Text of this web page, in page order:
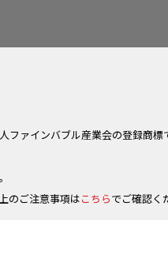
ァインバブル産業会の登録商標
のご注意事項はこちらでご確認く